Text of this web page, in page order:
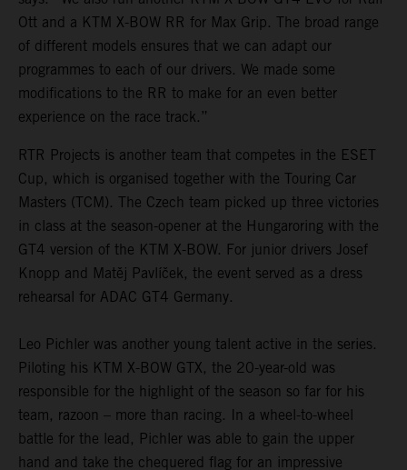
Ott and a KTM X-BOW RR for Max Grip. The broad range
of different models ensures that we can adapt our
programmes to each of our drivers. We made some
modifications to the RR to make for an even better
experience on the race track.”
RTR Projects is another team that competes in the ESET
Cup, which is organised together with the Touring Car
Masters (TCM). The Czech team picked up three victories
in class at the season-opener at the Hungaroring with the
GT4 version of the KTM X-BOW. For junior drivers Josef
Knopp and Matěj Pavlíček, the event served as a dress
rehearsal for ADAC GT4 Germany.
Leo Pichler was another young talent active in the series.
Piloting his KTM X-BOW GTX, the 20-year-old was
responsible for the highlight of the season so far for his
team, razoon – more than racing. In a wheel-to-wheel
battle for the lead, Pichler was able to gain the upper
hand and take the chequered flag for an impressive